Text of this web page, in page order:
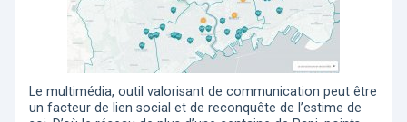
Le multimédia, outil valorisant de communication peut être
un facteur de lien social et de reconquête de l’estime de